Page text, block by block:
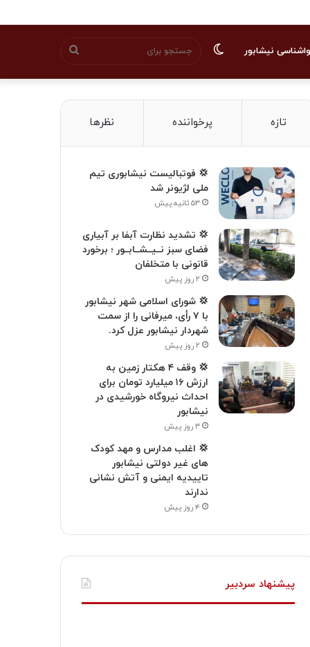
نیشابور
برای
تغییر
تازه پرخواننده نظرها
💢 فوتبالیست نیشابوری تیم
ملی لژیونر شد
۵۳ ثانیه پیش
💢 تشدید نظارت آبفا بر آبیاری
فضای سبز نــیــشــابــور ؛ برخورد
قانونی با متخلفان
۲ روز پیش
💢 شورای اسلامی شهر نیشابور
با ۷ رأی، میرفانی را از سمت
شهردار نیشابور عزل کرد.
۲ روز پیش
💢 وقف ۴ هکتار زمین به
ارزش ۱۶ میلیارد تومان برای
احداث نیروگاه خورشیدی در
نیشابور
۳ روز پیش
💢 اغلب مدارس و مهد کودک
های غیر دولتی نیشابور
تاییدیه ایمنی و آتش نشانی
ندارند
۴ روز پیش
پیشنهاد سردبیر